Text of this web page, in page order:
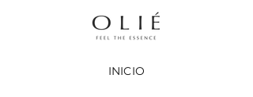
INICIO